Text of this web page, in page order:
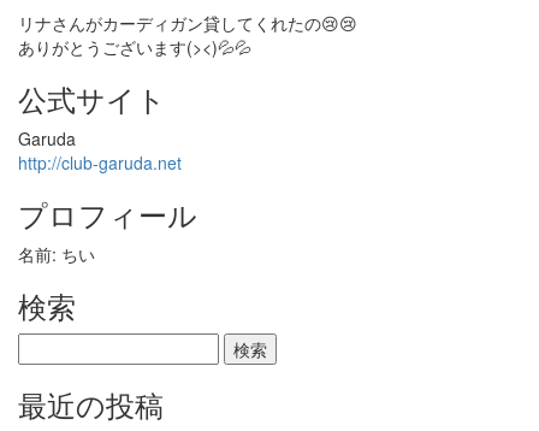
リナさんがカーディガン貸してくれたの😢😢
ありがとうございます(><)💦💦
公式サイト
Garuda
http://club-garuda.net
プロフィール
名前: ちい
検索
最近の投稿